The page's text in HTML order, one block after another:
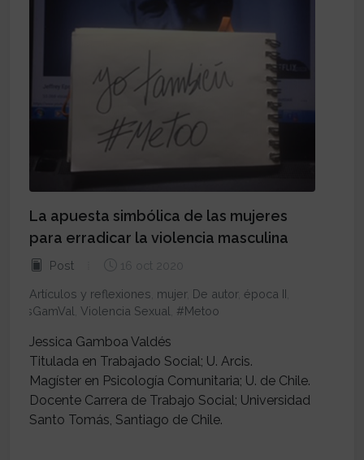
La apuesta simbólica de las mujeres
para erradicar la violencia masculina
Post 16 oct 2020
Artículos y reflexiones mujer, De autor, época II
JesGamVal Violencia Sexual #Metoo
Jessica Gamboa Valdés
Titulada en Trabajado Social; U. Arcis.
Magíster en Psicología Comunitaria; U. de Chile.
Docente Carrera de Trabajo Social; Universidad
Santo Tomás, Santiago de Chile.